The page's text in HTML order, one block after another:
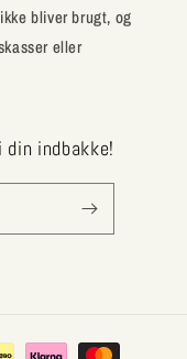
bliver brugt, og
eller
indbakke!